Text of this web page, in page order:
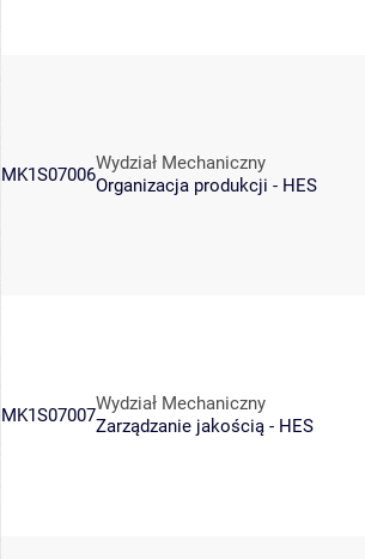
MK1S07006
Wydział Mechaniczny
Organizacja produkcji - HES
MK1S07007
Wydział Mechaniczny
Zarządzanie jakością - HES